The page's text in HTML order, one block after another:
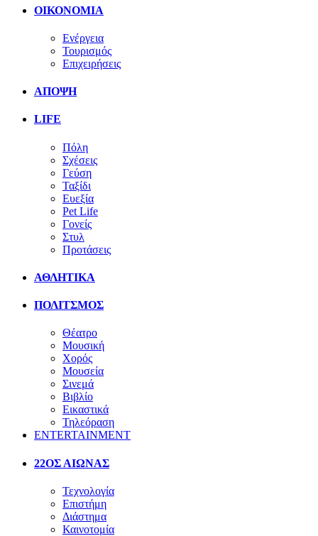
ΟΙΚΟΝΟΜΙΑ
Ενέργεια
Τουρισμός
Επιχειρήσεις
ΑΠΟΨΗ
LIFE
Πόλη
Σχέσεις
Γεύση
Ταξίδι
Ευεξία
Pet Life
Γονείς
Στυλ
Προτάσεις
ΑΘΛΗΤΙΚΑ
ΠΟΛΙΤΣΜΟΣ
Θέατρο
Μουσική
Χορός
Μουσεία
Σινεμά
Βιβλίο
Εικαστικά
Τηλεόραση
ENTERTAINMENT
22ΟΣ ΑΙΩΝΑΣ
Τεχνολογία
Επιστήμη
Διάστημα
Καινοτομία